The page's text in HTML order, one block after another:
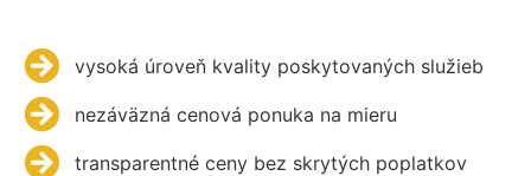
vysoká úroveň kvality poskytovaných služieb
nezáväzná cenová ponuka na mieru
transparentné ceny bez skrytých poplatkov